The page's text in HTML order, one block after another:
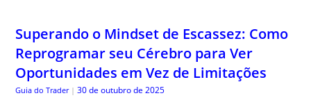
Superando o Mindset de Escassez: Como
Reprogramar seu Cérebro para Ver
Oportunidades em Vez de Limitações
Guia do Trader | 30 de outubro de 2025